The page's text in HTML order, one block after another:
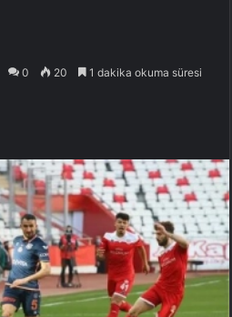
0 20 1 dakika okuma süresi